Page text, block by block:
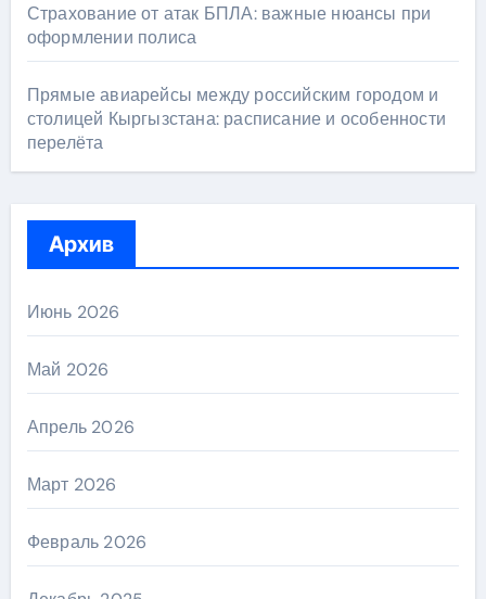
Страхование от атак БПЛА: важные нюансы при
оформлении полиса
Прямые авиарейсы между российским городом и
столицей Кыргызстана: расписание и особенности
перелёта
Архив
Июнь 2026
Май 2026
Апрель 2026
Март 2026
Февраль 2026